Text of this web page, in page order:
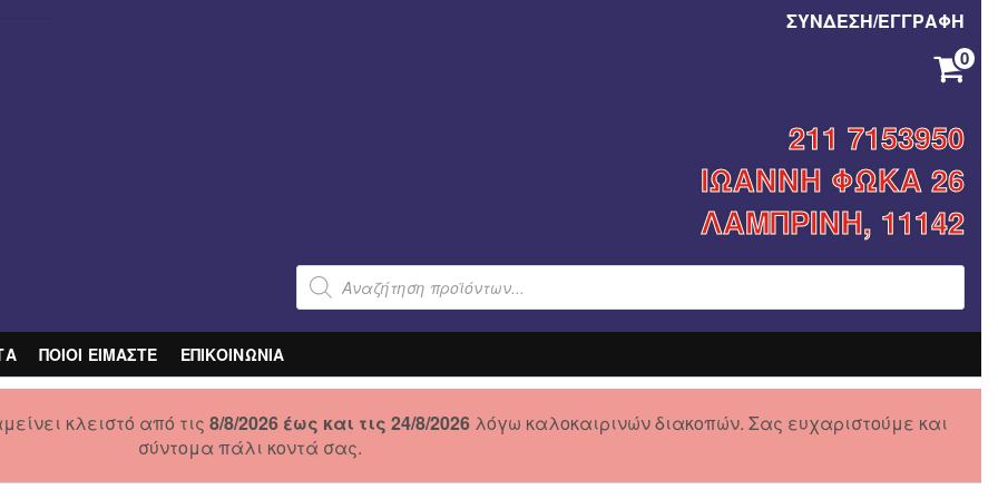
ΣΥΝΔΕΣΗ/ΕΓΓΡΑΦΗ
0
211 7153950
ΙΩΑΝΝΗ ΦΩΚΑ 26
ΛΑΜΠΡΙΝΗ, 11142
Products
search
ΠΟΙΟΙ ΕΙΜΑΣΤΕ ΕΠΙΚΟΙΝΩΝΙΑ
κλειστό από τις 8/8/2026 έως και τις 24/8/2026 λόγω καλοκαιρινών διακοπών. Σας ευχαριστούμε και
σύντομα πάλι κοντά σας.